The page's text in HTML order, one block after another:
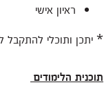
ראיון אישי
* יתכן ותוכלי
תוכנית הלימודים